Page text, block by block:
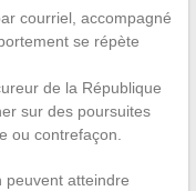
courriel, accompagné
se répète
de la République
sur des poursuites
ou contrefaçon.
peuvent atteindre